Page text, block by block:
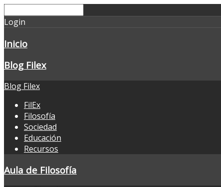
Login
Inicio
Blog Filex
Blog Filex
FilEx
Filosofía
Sociedad
Educación
Recursos
Aula de Filosofía